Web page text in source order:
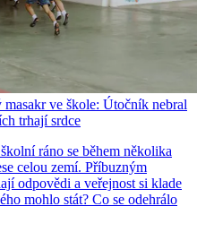
ve škole: Útočník nebral
trhají srdce
ráno se během několika
celou zemí. Příbuzným
odpovědi a veřejnost si klade
mohlo stát? Co se odehrálo